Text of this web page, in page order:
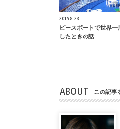
2019.8.28
ピースボートで世界一
したときの話
ABOUT この記事